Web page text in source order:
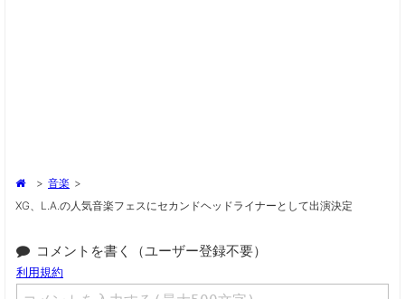
> 音楽 >
XG、L.A.の人気音楽フェスにセカンドヘッドライナーとして出演決定
コメントを書く（ユーザー登録不要）